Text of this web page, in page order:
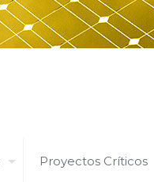
Proyectos Críticos